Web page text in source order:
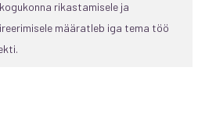
rikastamisele ja
määratleb iga tema töö